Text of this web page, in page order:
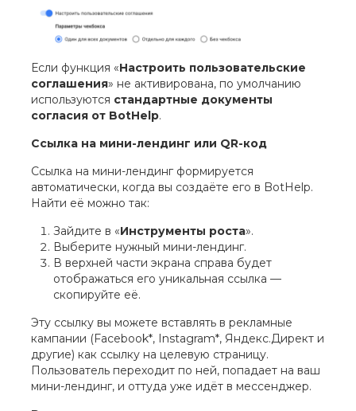
Если функция «Настроить пользовательские
соглашения» не активирована, по умолчанию
используются стандартные документы
согласия от BotHelp.
Ссылка на мини-лендинг или QR-код
Ссылка на мини-лендинг формируется
автоматически, когда вы создаёте его в BotHelp.
Найти её можно так:
Зайдите в «Инструменты роста».
Выберите нужный мини-лендинг.
В верхней части экрана справа будет
отображаться его уникальная ссылка —
скопируйте её.
Эту ссылку вы можете вставлять в рекламные
кампании (Facebook*, Instagram*, Яндекс.Директ и
другие) как ссылку на целевую страницу.
Пользователь переходит по ней, попадает на ваш
мини-лендинг, и оттуда уже идёт в мессенджер.